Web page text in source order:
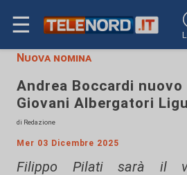
☰
Nuova nomina
Andrea Boccardi
Giovani Albergatori
di Redazione
Mer 03 Dicembre 2025
Filippo Pilati sarà il